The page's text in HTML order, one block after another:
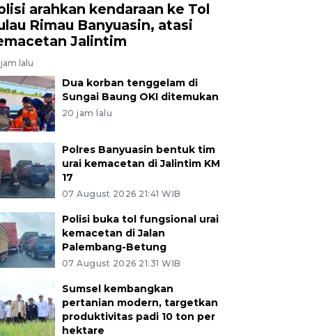
arahkan kendaraan ke Tol
Rimau Banyuasin, atasi
Jalintim
lalu
Dua korban tenggelam di
Sungai Baung OKI ditemukan
20 jam lalu
Polres Banyuasin bentuk tim
urai kemacetan di Jalintim KM
17
07 August 2026 21:41 WIB
Polisi buka tol fungsional urai
kemacetan di Jalan
Palembang-Betung
07 August 2026 21:31 WIB
Sumsel kembangkan
pertanian modern, targetkan
produktivitas padi 10 ton per
hektare